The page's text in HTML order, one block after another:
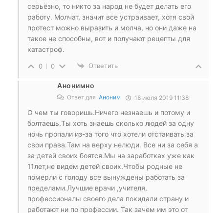
серьёзно, то никто за народ не будет делать его
работу. Молчат, значит все устраивает, хотя свой
протест можно выразить и молча, но они даже на
такое не способны, вот и получают рецепты для
катастроф.
0 0 Ответить
Анонимно
Ответ для Аноним 18 июля 2019 11:38
О чем ты говоришь.Ничего незнаешь и потому и
болтаешь.Ты хоть знаешь сколько людей за одну
ночь пропали из-за того что хотели отстаивать за
свои права.Там на верху нелюди. Все ни за себя а
за детей своих боятся.Мы на заработках уже как
11лет,не видем детей своих.Чтобы родные не
померли с голоду все вынуждены работать за
пределами.Лучшие врачи ,учителя,
профессионалы своего дела покидали страну и
работают ни по профессии. Так зачем им это от